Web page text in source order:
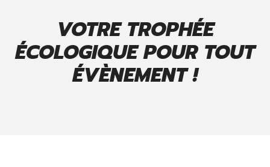
VOTRE TROPHÉE
ÉCOLOGIQUE POUR TOUT
ÉVÈNEMENT !